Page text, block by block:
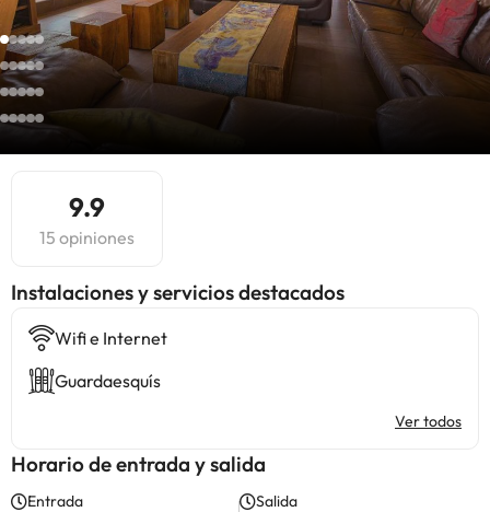
9.9
15 opiniones
Instalaciones y servicios destacados
Wifi e Internet
Guardaesquís
Ver todos
Horario de entrada y salida
Entrada Salida